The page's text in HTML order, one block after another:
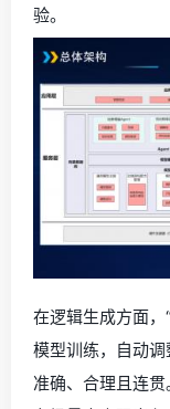
验。
在逻辑生成方面
模型训练，自动
准确、合理且连